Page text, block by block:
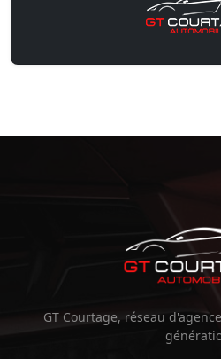
GT Courtage, réseau